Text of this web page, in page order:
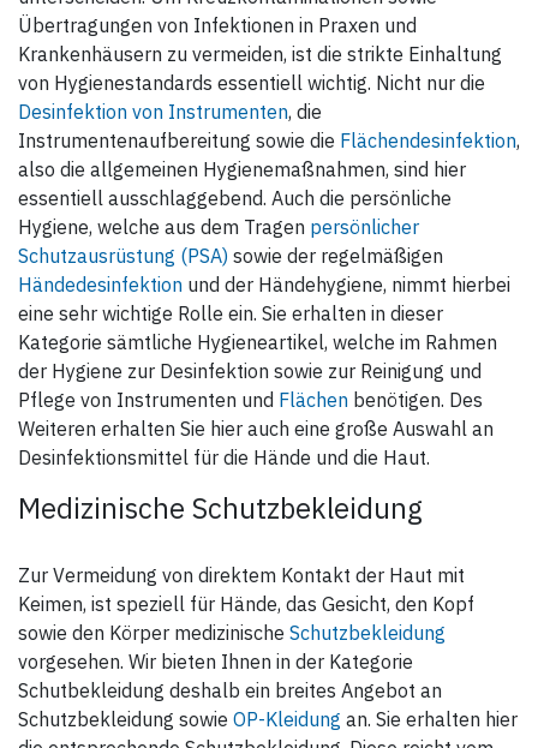
Achtung: Biozidprodukte
vorsichtig verwenden. Vor
Gebrauch stets Etikett und
Produktinformationen lesen.
Übertragungen von Infektionen in Praxen und
Krankenhäusern zu vermeiden, ist die strikte Einhaltung
von Hygienestandards essentiell wichtig. Nicht nur die
Desinfektion von Instrumenten, die
Instrumentenaufbereitung sowie die Flächendesinfektion,
also die allgemeinen Hygienemaßnahmen, sind hier
essentiell ausschlaggebend. Auch die persönliche
Hygiene, welche aus dem Tragen persönlicher
Schutzausrüstung (PSA) sowie der regelmäßigen
Händedesinfektion und der Händehygiene, nimmt hierbei
eine sehr wichtige Rolle ein. Sie erhalten in dieser
Kategorie sämtliche Hygieneartikel, welche im Rahmen
der Hygiene zur Desinfektion sowie zur Reinigung und
Pflege von Instrumenten und Flächen benötigen. Des
Weiteren erhalten Sie hier auch eine große Auswahl an
Desinfektionsmittel für die Hände und die Haut.
Medizinische Schutzbekleidung
Zur Vermeidung von direktem Kontakt der Haut mit
Keimen, ist speziell für Hände, das Gesicht, den Kopf
sowie den Körper medizinische Schutzbekleidung
vorgesehen. Wir bieten Ihnen in der Kategorie
Schutbekleidung deshalb ein breites Angebot an
Schutzbekleidung sowie OP-Kleidung an. Sie erhalten hier